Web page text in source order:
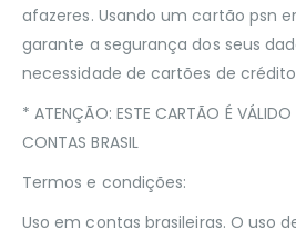
afazeres. Usando um cartão psn
garante a segurança dos seus
necessidade de cartões de
* ATENÇÃO: ESTE CARTÃO É VÁLIDO
CONTAS BRASIL
Termos e condições:
Uso em contas brasileiras. O uso